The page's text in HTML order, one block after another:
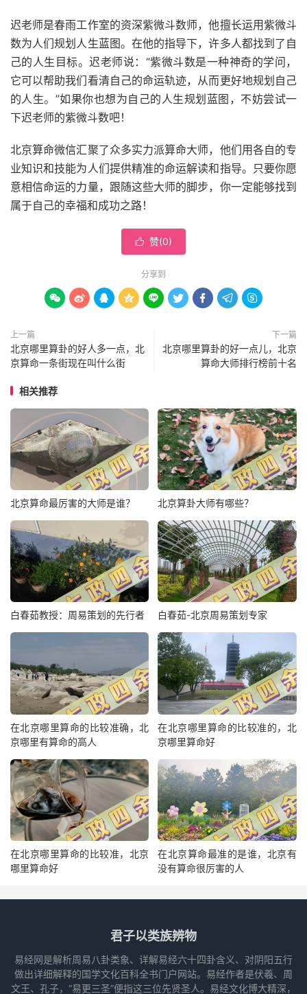
迟老师是春雨工作室的资深紫微斗数师，他擅长运用紫微斗
数为人们规划人生蓝图。在他的指导下，许多人都找到了自
己的人生目标。迟老师说：“紫微斗数是一种神奇的学问，
它可以帮助我们看清自己的命运轨迹，从而更好地规划自己
的人生。”如果你也想为自己的人生规划蓝图，不妨尝试一
下迟老师的紫微斗数吧！
北京算命微信汇聚了众多实力派算命大师，他们用各自的专
业知识和技能为人们提供精准的命运解读和指导。只要你愿
意相信命运的力量，跟随这些大师的脚步，你一定能够找到
属于自己的幸福和成功之路！
 赞(0)
分享到
        
上一篇
北京哪里算卦的好人多一点，北
京算命一条街现在叫什么街
下一篇
北京哪里算卦的好一点儿，北京
算命大师排行榜前十名
相关推荐
北京算命最厉害的大师是谁？ 北京算卦大师有哪些？
白春茹教授：周易策划的先行者 白春茹-北京周易策划专家
在北京哪里算命的比较准确，北
京哪里有算命的高人
在北京哪里算命的比较准的，北
京哪里算命好
在北京哪里算命的比较准，北京
哪里算命好
在北京算命最准的是谁，北京有
没有算命很厉害的人
君子以类族辨物
易经网是解析周易八卦类象、详解易经六十四卦含义、对阴阳五行
做出详细解释的国学文化百科全书门户网站。易经作者是伏羲、周
文王、孔子，“易更三圣”便指这三位先贤圣人。易经文化博大精深，